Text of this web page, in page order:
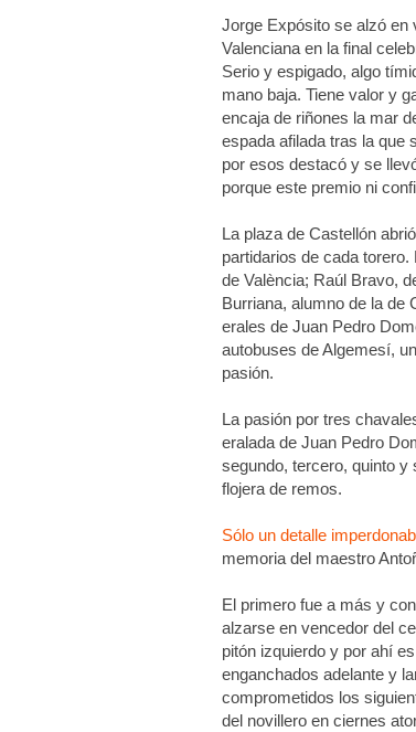
Jorge Expósito se alzó en
Valenciana en la final
Serio y espigado, algo
mano baja. Tiene valor y
encaja de riñones la mar
espada afilada tras la que
por esos destacó y se
porque este premio ni
La plaza de Castellón
partidarios de cada
de València; Raúl Bravo,
Burriana, alumno de la de
erales de Juan Pedro
autobuses de Algemesí,
pasión.
La pasión por tres
eralada de Juan Pedro
segundo, tercero, quinto y
flojera de remos.
Sólo un detalle
memoria del maestro
El primero fue a más y
alzarse en vencedor del
pitón izquierdo y por ahí
enganchados adelante y
comprometidos los
del novillero en ciernes